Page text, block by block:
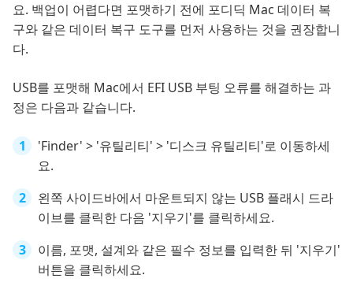
요. 백업이 어렵다면 포맷하기 전에 포디딕 Mac 데이터 복
구와 같은 데이터 복구 도구를 먼저 사용하는 것을 권장합니
다.
USB를 포맷해 Mac에서 EFI USB 부팅 오류를 해결하는 과
정은 다음과 같습니다.
'Finder' > '유틸리티' > '디스크 유틸리티'로 이동하세
요.
왼쪽 사이드바에서 마운트되지 않는 USB 플래시 드라
이브를 클릭한 다음 '지우기'를 클릭하세요.
이름, 포맷, 설계와 같은 필수 정보를 입력한 뒤 '지우기'
버튼을 클릭하세요.